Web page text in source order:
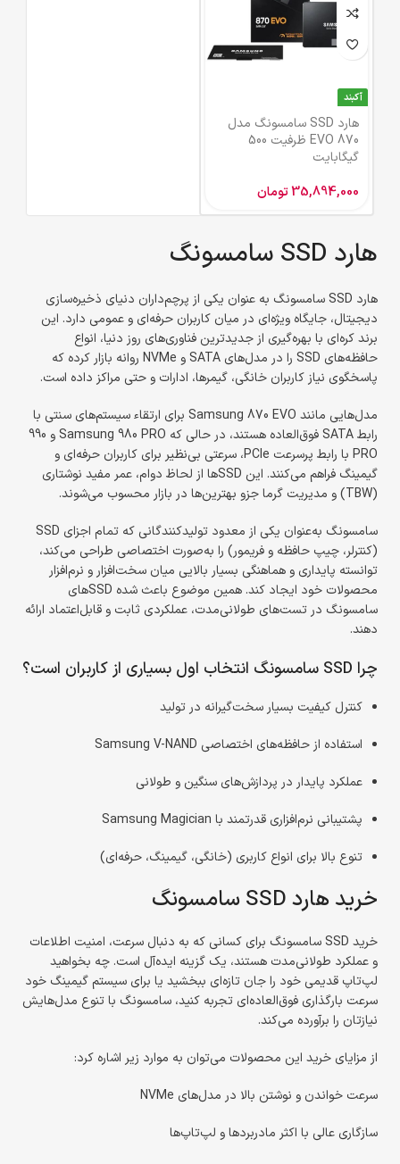
آکبند
هارد SSD سامسونگ مدل
EVO 870 ظرفیت 500
گیگابایت
35,894,000تومان
هارد SSD سامسونگ
هارد SSD سامسونگ به عنوان یکی از پرچم‌داران دنیای ذخیره‌سازی
دیجیتال، جایگاه ویژه‌ای در میان کاربران حرفه‌ای و عمومی دارد. این
برند کره‌ای با بهره‌گیری از جدیدترین فناوری‌های روز دنیا، انواع
حافظه‌های SSD را در مدل‌های SATA و NVMe روانه بازار کرده که
پاسخگوی نیاز کاربران خانگی، گیمرها، ادارات و حتی مراکز داده است.
مدل‌هایی مانند Samsung 870 EVO برای ارتقاء سیستم‌های سنتی با
رابط SATA فوق‌العاده هستند، در حالی که Samsung 980 PRO و 990
PRO با رابط پرسرعت PCIe، سرعتی بی‌نظیر برای کاربران حرفه‌ای و
گیمینگ فراهم می‌کنند. این SSDها از لحاظ دوام، عمر مفید نوشتاری
(TBW) و مدیریت گرما جزو بهترین‌ها در بازار محسوب می‌شوند.
سامسونگ به‌عنوان یکی از معدود تولیدکنندگانی که تمام اجزای SSD
(کنترلر، چیپ حافظه و فریمور) را به‌صورت اختصاصی طراحی می‌کند،
توانسته پایداری و هماهنگی بسیار بالایی میان سخت‌افزار و نرم‌افزار
محصولات خود ایجاد کند. همین موضوع باعث شده SSDهای
سامسونگ در تست‌های طولانی‌مدت، عملکردی ثابت و قابل‌اعتماد ارائه
دهند.
چرا SSD سامسونگ انتخاب اول بسیاری از کاربران است؟
کنترل کیفیت بسیار سخت‌گیرانه در تولید
استفاده از حافظه‌های اختصاصی Samsung V-NAND
عملکرد پایدار در پردازش‌های سنگین و طولانی
پشتیبانی نرم‌افزاری قدرتمند با Samsung Magician
تنوع بالا برای انواع کاربری (خانگی، گیمینگ، حرفه‌ای)
خرید هارد SSD سامسونگ
خرید SSD سامسونگ برای کسانی که به دنبال سرعت، امنیت اطلاعات
و عملکرد طولانی‌مدت هستند، یک گزینه ایده‌آل است. چه بخواهید
لپ‌تاپ قدیمی خود را جان تازه‌ای ببخشید یا برای سیستم گیمینگ خود
سرعت بارگذاری فوق‌العاده‌ای تجربه کنید، سامسونگ با تنوع مدل‌هایش
نیازتان را برآورده می‌کند.
از مزایای خرید این محصولات می‌توان به موارد زیر اشاره کرد:
سرعت خواندن و نوشتن بالا در مدل‌های NVMe
سازگاری عالی با اکثر مادربردها و لپ‌تاپ‌ها